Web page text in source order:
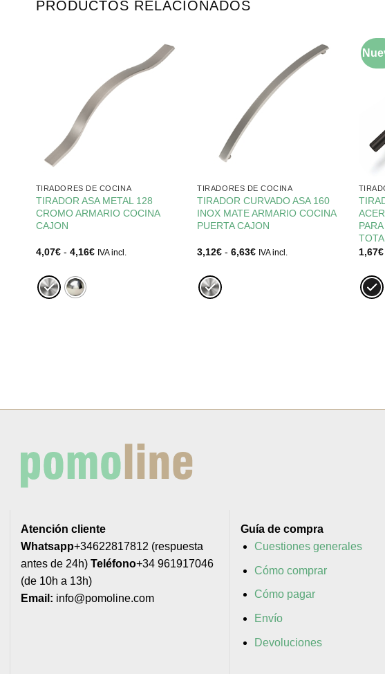
PRODUCTOS RELACIONADOS
TIRADORES DE COCINA
TIRADOR ASA METAL 128
CROMO ARMARIO COCINA
CAJON
4,07€ - 4,16€Rango
IVA incl.
TIRADORES DE COCINA
TIRADOR CURVADO ASA 160
INOX MATE ARMARIO COCINA
PUERTA CAJON
3,12€ - 6,63€Rango
IVA incl.
1,67€
Atención cliente
Whatsapp+34622817812 (respuesta
antes de 24h) Teléfono+34 961917046
(de 10h a 13h)
Email: info@pomoline.com
Guía de compra
Cuestiones generales
Cómo comprar
Cómo pagar
Envío
Devoluciones